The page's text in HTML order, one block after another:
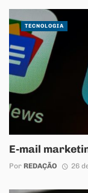
E-mail
Por REDAÇÃO 26
TECNOLOGIA